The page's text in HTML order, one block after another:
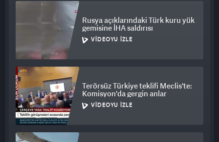
Rusya açıklarındaki Türk kuru yük
gemisine İHA saldırısı
VIDEOYU İZLE
Terörsüz Türkiye teklifi Meclis'te:
Komisyon'da gergin anlar
VIDEOYU İZLE